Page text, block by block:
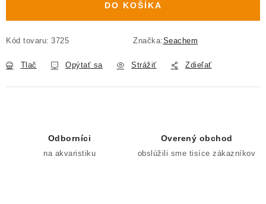
DO KOŠÍKA
Kód tovaru: 3725 Značka:Seachem
Tlač Opýtať sa Strážiť Zdieľať
Odborníci
na akvaristiku
Overený obchod
obslúžili sme tisíce zákazníkov